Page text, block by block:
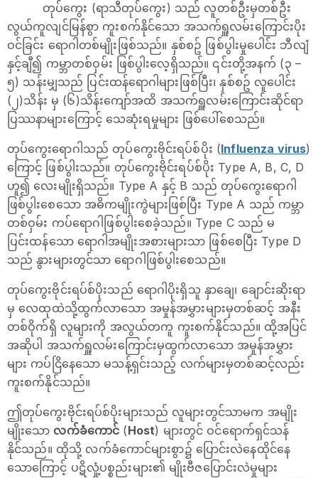
တုပ်ကွေး (ရာသီတုပ်ကွေး) သည် လူတစ်ဦးမှတစ်ဦး
လွယ်ကူလျင်မြန်စွာ ကူးစက်နိုင်သော အသက်ရှူလမ်းကြောင်းပိုး
ဝင်ခြင်း ရောဂါတစ်မျိုးဖြစ်သည်။ နှစ်စဥ် ဖြစ်ပွါးမှုပေါင်း ဘီလျံ
နှင့်ချီ၍ ကမ္ဘာတစ်ဝှမ်း ဖြစ်ပွါးလေ့ရှိသည်။ ၎င်းတို့အနက် (၃ –
၅) သန်းမျှသည် ပြင်းထန်ရောဂါများဖြစ်ပြီး၊ နှစ်စဥ် လူပေါင်း
(၂)သိန်း မှ (၆)သိန်းကျော်အထိ အသက်ရှူလမ်းကြောင်းဆိုင်ရာ
ပြဿနာများကြောင့် သေဆုံးရမှုများ ဖြစ်ပေါ်စေသည်။
တုပ်ကွေးရောဂါသည် တုပ်ကွေးဗိုင်းရပ်စ်ပိုး (Influenza virus)
ကြောင့် ဖြစ်ပွါးသည်။ တုပ်ကွေးဗိုင်းရပ်စ်ပိုး Type A, B, C, D
ဟူ၍ လေးမျိုးရှိသည်။ Type A နှင့် B သည် တုပ်ကွေးရောဂါ
ဖြစ်ပွါးစေသော အဓိကမျိုးကွဲများဖြစ်ပြီး Type A သည် ကမ္ဘာ
တစ်ဝှမ်း ကပ်ရောဂါဖြစ်ပွါးစေခဲ့သည်။ Type C သည် မ
ပြင်းထန်သော ရောဂါအမျိုးအစားများသာ ဖြစ်စေပြီး Type D
သည် နွားများတွင်သာ ရောဂါဖြစ်ပွါးစေသည်။
တုပ်ကွေးဗိုင်းရပ်စ်ပိုးသည် ရောဂါပိုးရှိသူ နှာချေ၊ ချောင်းဆိုးရာ
မှ လေထုထဲသို့ထွက်လာသော အမှုန်အမွှားများမှတစ်ဆင့် အနီး
တစ်ဝိုက်ရှိ လူများကို အလွယ်တကူ ကူးစက်နိုင်သည်။ ထို့အပြင်
အဆိုပါ အသက်ရှူလမ်းကြောင်းမှထွက်လာသော အမှုန်အမွှား
များ ကပ်ငြိနေသော မသန့်ရှင်းသည့် လက်များမှတစ်ဆင့်လည်း
ကူးစက်နိုင်သည်။
ဤတုပ်ကွေးဗိုင်းရပ်စ်ပိုးများသည် လူများတွင်သာမက အမျိုး
မျိုးသော လက်ခံကောင် (Host) များတွင် ဝင်‌ရောက်ရှင်သန်
နိုင်သည်။ ထိုသို့ လက်ခံကောင်များစွာ၌ ပြောင်းလဲနေထိုင်နေ
သောကြောင့် ပဋိလှုံ့ပစ္စည်းများ၏ မျိုးဗီဇပြောင်းလဲမှုများ